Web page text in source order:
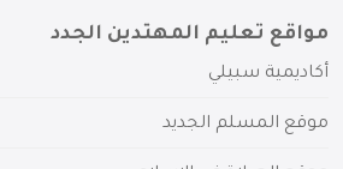
مواقع تعليم المهتدين الجدد
أكاديمية سبيلي
موقع المسلم الجديد